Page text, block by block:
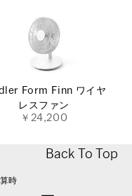
Form Finn ワイヤ
レスファン
￥24,200
Back To Top
時